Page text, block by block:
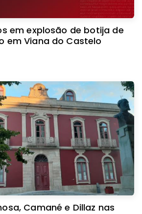
em explosão de botija de
em Viana do Castelo
Camané e Dillaz nas